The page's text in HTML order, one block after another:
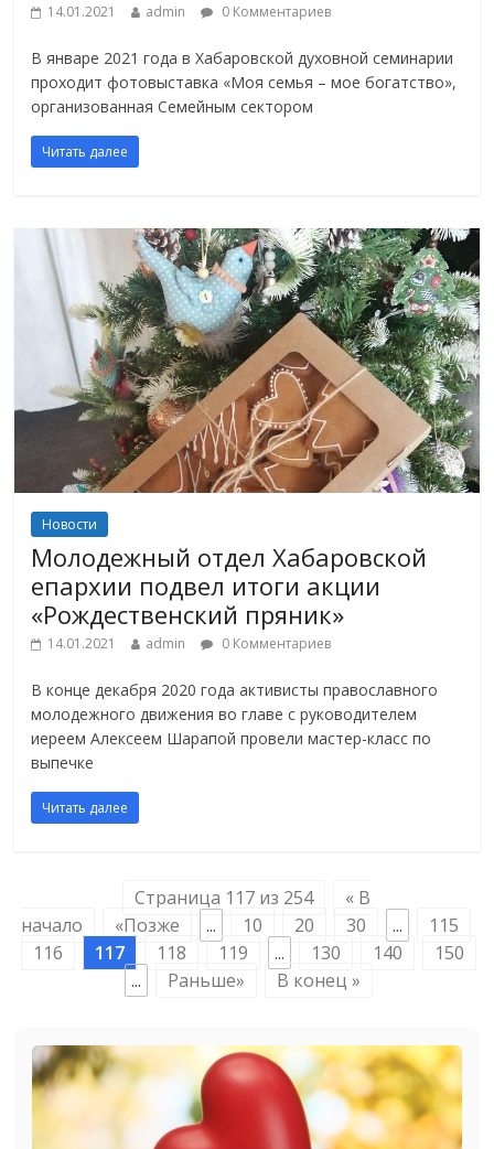
14.01.2021 admin 0 Комментариев
В январе 2021 года в Хабаровской духовной семинарии
проходит фотовыставка «Моя семья – мое богатство»,
организованная Семейным сектором
Читать далее
Новости
Молодежный отдел Хабаровской
епархии подвел итоги акции
«Рождественский пряник»
14.01.2021 admin 0 Комментариев
В конце декабря 2020 года активисты православного
молодежного движения во главе с руководителем
иереем Алексеем Шарапой провели мастер-класс по
выпечке
Читать далее
Страница 117 из 254
« В
начало
«Позже ... 10 20 30 ...
115
116
117 118 119 ... 130 140
150
...
Раньше» В конец »